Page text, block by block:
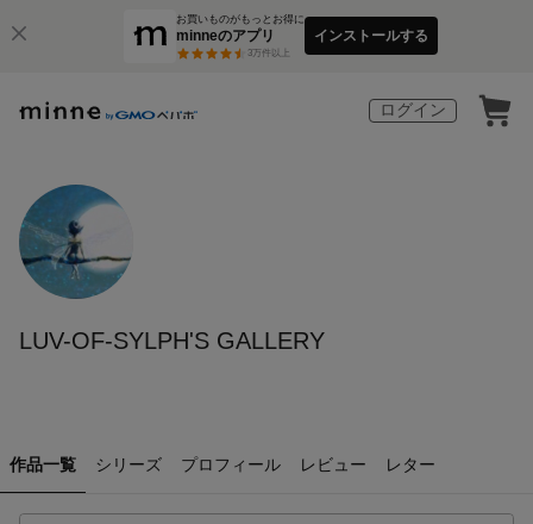
お買いものがもっとお得に
minneのアプリ
3万件以上
インストールする
ログイン
LUV-OF-SYLPH'S GALLERY
作品一覧 シリーズ プロフィール レビュー レター